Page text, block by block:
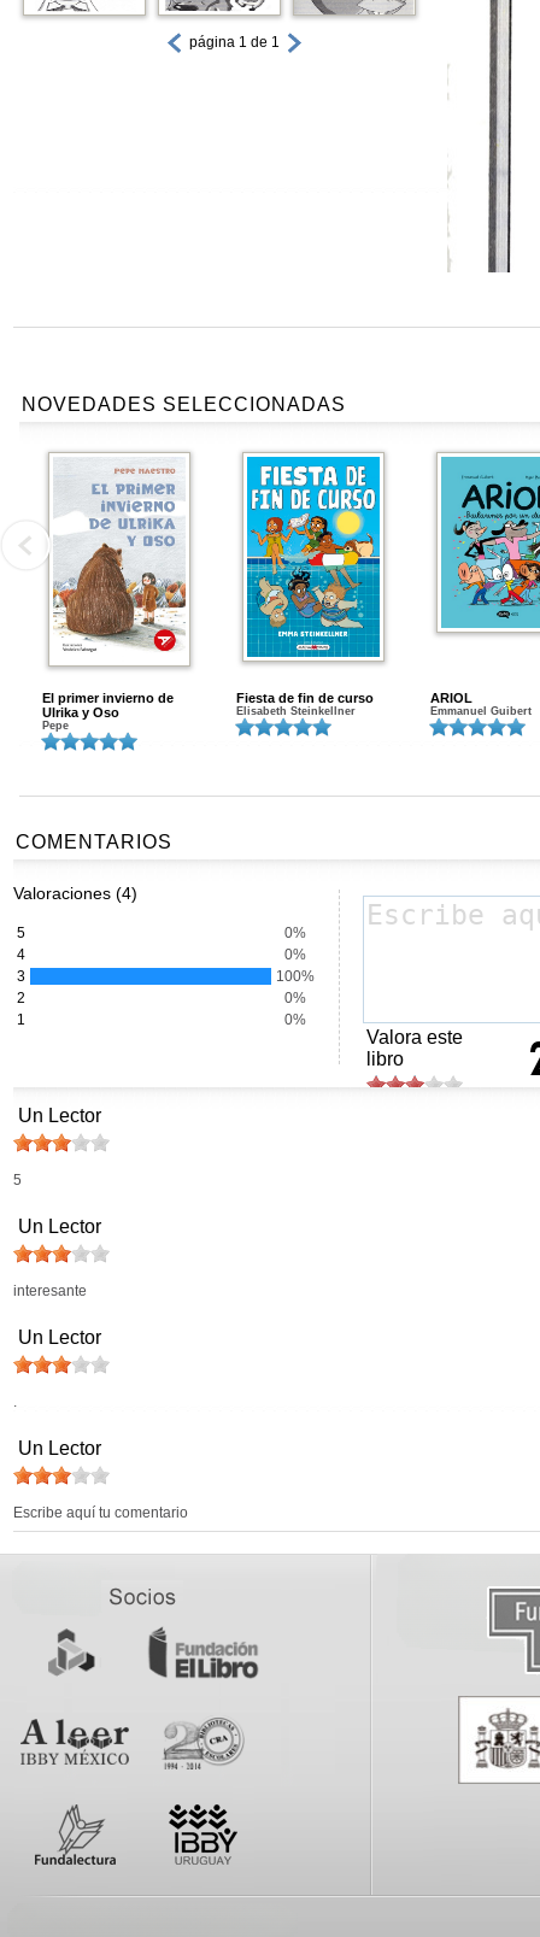
página 1 de 1
NOVEDADES SELECCIONADAS
El primer invierno de
Ulrika y Oso
Pepe
Fiesta de fin de curso
Elisabeth Steinkellner
ARIOL
Emmanuel Guibert
COMENTARIOS
Valoraciones (4)
5
0%
4
0%
3
100%
2
0%
1
0%
Valora este
libro
Un Lector
5
Un Lector
interesante
Un Lector
.
Un Lector
Escribe aquí tu comentario